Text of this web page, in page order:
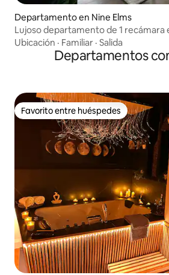
Departamento en Nine Elms
Lujoso departamento de 1 recámara
Thames City con aire acondicionado
Ubicación · Familiar · Salida
Departamentos
Favorito entre huéspedes
Favorito entre huéspedes